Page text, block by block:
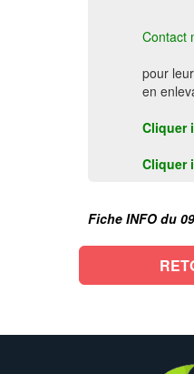
Contact
pour
en
Cliquer
Cliquer
Fiche INFO du